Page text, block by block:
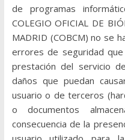
de programas
COLEGIO OFICIAL DE
MADRID (COBCM) no se
errores de seguridad
prestación del servicio
daños que puedan
usuario o de terceros
o documentos
consecuencia de la